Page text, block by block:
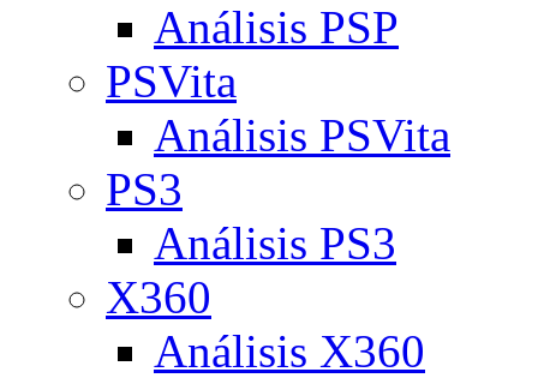
Análisis PSP
PSVita
Análisis PSVita
PS3
Análisis PS3
X360
Análisis X360